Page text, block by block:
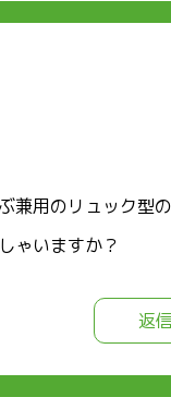
兼用のリュック型
ゃいますか？
返